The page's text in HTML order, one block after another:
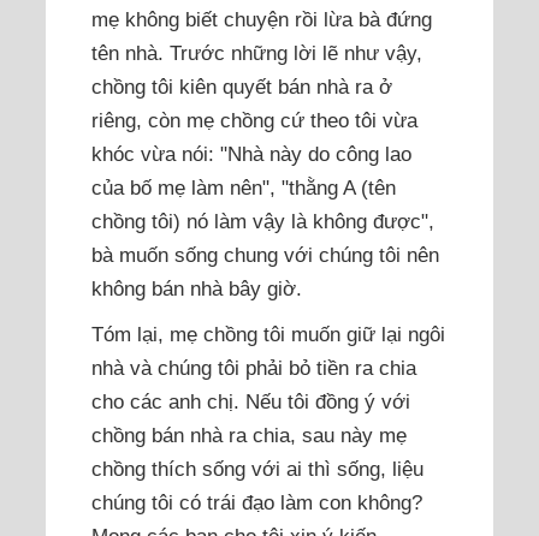
mẹ không biết chuyện rồi lừa bà đứng
tên nhà. Trước những lời lẽ như vậy,
chồng tôi kiên quyết bán nhà ra ở
riêng, còn mẹ chồng cứ theo tôi vừa
khóc vừa nói: "Nhà này do công lao
của bố mẹ làm nên", "thằng A (tên
chồng tôi) nó làm vậy là không được",
bà muốn sống chung với chúng tôi nên
không bán nhà bây giờ.
Tóm lại, mẹ chồng tôi muốn giữ lại ngôi
nhà và chúng tôi phải bỏ tiền ra chia
cho các anh chị. Nếu tôi đồng ý với
chồng bán nhà ra chia, sau này mẹ
chồng thích sống với ai thì sống, liệu
chúng tôi có trái đạo làm con không?